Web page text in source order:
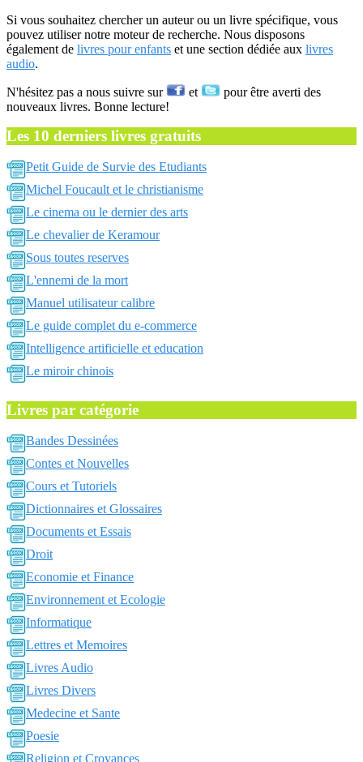
Si vous souhaitez chercher un auteur ou un livre spécifique, vous
pouvez utiliser notre moteur de recherche. Nous disposons
également de livres pour enfants et une section dédiée aux livres
audio.
N'hésitez pas a nous suivre sur et
pour être averti des
nouveaux livres. Bonne lecture!
Les 10 derniers livres gratuits
Petit Guide de Survie des Etudiants
Michel Foucault et le christianisme
Le cinema ou le dernier des arts
Le chevalier de Keramour
Sous toutes reserves
L'ennemi de la mort
Manuel utilisateur calibre
Le guide complet du e-commerce
Intelligence artificielle et education
Le miroir chinois
Livres par catégorie
Bandes Dessinées
Contes et Nouvelles
Cours et Tutoriels
Dictionnaires et Glossaires
Documents et Essais
Droit
Economie et Finance
Environnement et Ecologie
Informatique
Lettres et Memoires
Livres Audio
Livres Divers
Medecine et Sante
Poesie
Religion et Croyances